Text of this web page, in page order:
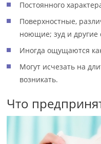
Постоянного
Поверхностные,
ноющие; зуд и
Иногда ощущаются
Могут исчезать на
возникать.
Что